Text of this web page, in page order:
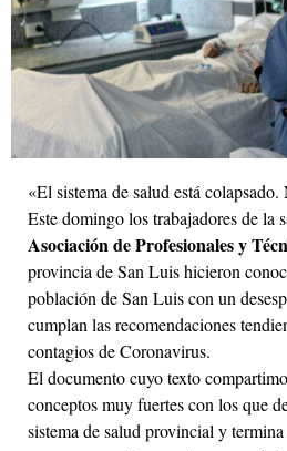
«El sistema de salud está
Este domingo los trabajadores de la
Asociación de Profesionales y
provincia de San Luis hicieron
población de San Luis con un
cumplan las recomendaciones
contagios de Coronavirus.
El documento cuyo texto
conceptos muy fuertes con los que
sistema de salud provincial y